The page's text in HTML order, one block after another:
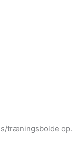
træningsbolde